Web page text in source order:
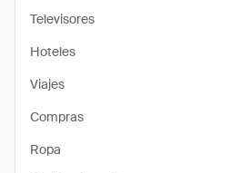
Televisores
Hoteles
Viajes
Compras
Ropa